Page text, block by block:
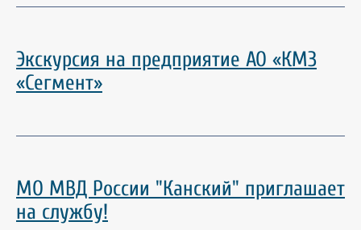
Экскурсия на предприятие АО «КМЗ
«Сегмент»
МО МВД России "Канский" приглашает
на службу!